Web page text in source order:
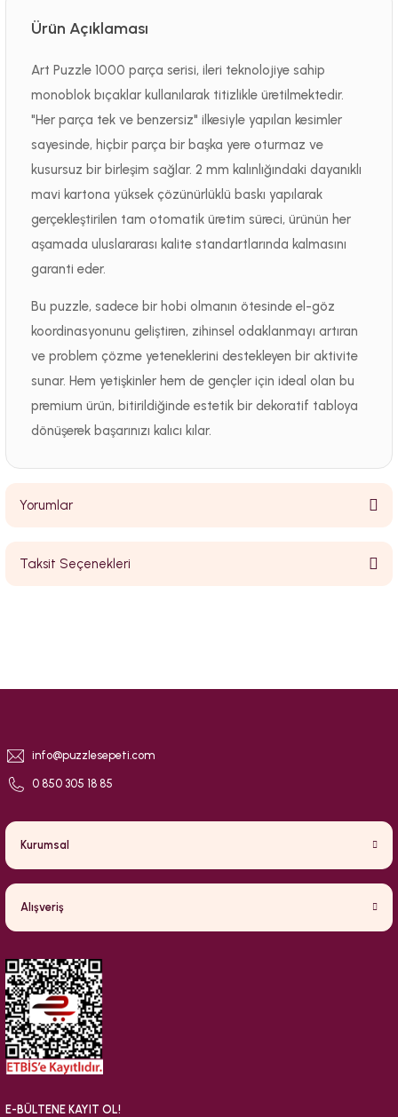
Ürün Açıklaması
Art Puzzle 1000 parça serisi, ileri teknolojiye sahip
monoblok bıçaklar kullanılarak titizlikle üretilmektedir.
"Her parça tek ve benzersiz" ilkesiyle yapılan kesimler
sayesinde, hiçbir parça bir başka yere oturmaz ve
kusursuz bir birleşim sağlar. 2 mm kalınlığındaki dayanıklı
mavi kartona yüksek çözünürlüklü baskı yapılarak
gerçekleştirilen tam otomatik üretim süreci, ürünün her
aşamada uluslararası kalite standartlarında kalmasını
garanti eder.
Bu puzzle, sadece bir hobi olmanın ötesinde el-göz
koordinasyonunu geliştiren, zihinsel odaklanmayı artıran
ve problem çözme yeteneklerini destekleyen bir aktivite
sunar. Hem yetişkinler hem de gençler için ideal olan bu
premium ürün, bitirildiğinde estetik bir dekoratif tabloya
dönüşerek başarınızı kalıcı kılar.
Yorumlar
Taksit Seçenekleri
info@puzzlesepeti.com
0 850 305 18 85
Kurumsal
Alışveriş
E-BÜLTENE KAYIT OL!